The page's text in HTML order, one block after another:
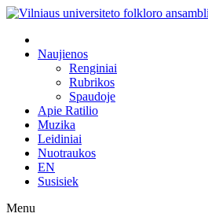
Naujienos
Renginiai
Rubrikos
Spaudoje
Apie Ratilio
Muzika
Leidiniai
Nuotraukos
EN
Susisiek
Menu